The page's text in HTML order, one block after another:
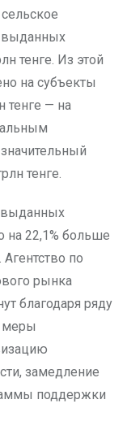
выданных
тенге. Из этой
на субъекты
тенге — на
тенге.
выданных
на 22,1% больше
по
рынка
благодаря ряду
меры
замедление
поддержки